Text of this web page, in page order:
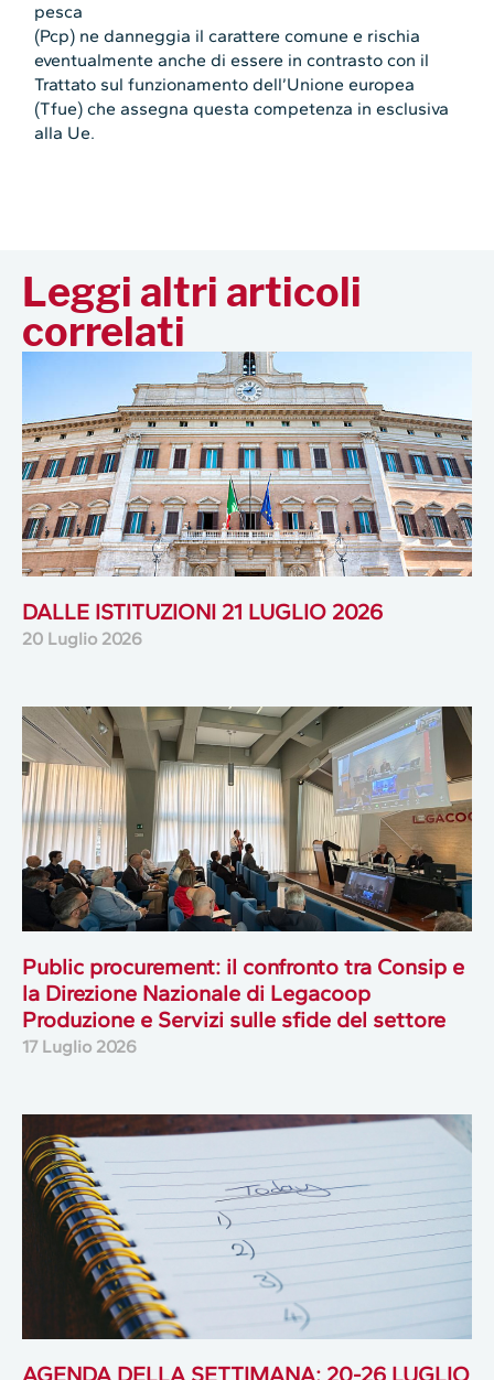
pesca
(Pcp) ne danneggia il carattere comune e rischia
eventualmente anche di essere in contrasto con il
Trattato sul funzionamento dell’Unione europea
(Tfue) che assegna questa competenza in esclusiva
alla Ue.
Leggi altri articoli
correlati
DALLE ISTITUZIONI 21 LUGLIO 2026
20 Luglio 2026
Public procurement: il confronto tra Consip e
la Direzione Nazionale di Legacoop
Produzione e Servizi sulle sfide del settore
17 Luglio 2026